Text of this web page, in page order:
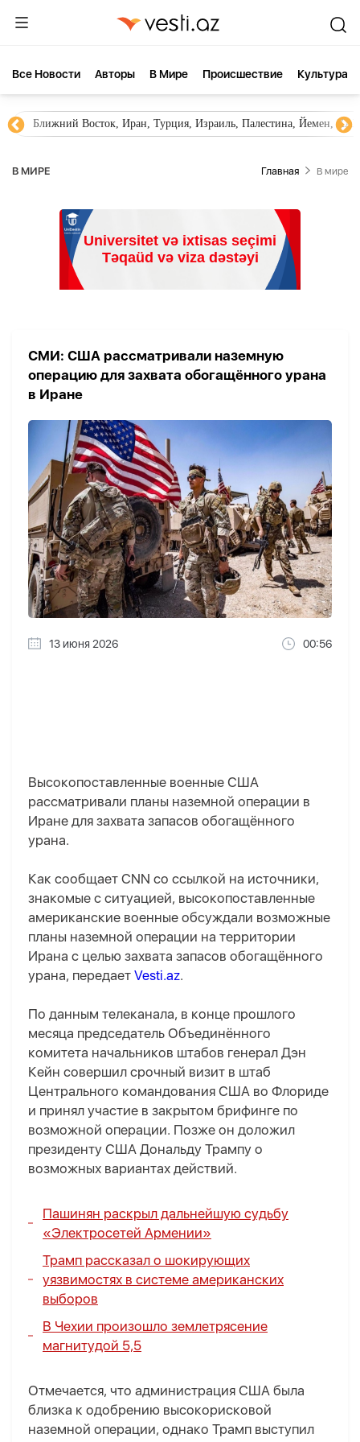
Все Новости Aвторы В Мире Происшествие Культура
Ближний Восток, Иран, Турция, Израиль, Палестина, Йемен,
В МИРЕ Главная В мире
СМИ: США рассматривали наземную
операцию для захвата обогащённого урана
в Иране
13 июня 2026 00:56
Высокопоставленные военные США
рассматривали планы наземной операции в
Иране для захвата запасов обогащённого
урана.
Как сообщает CNN со ссылкой на источники,
знакомые с ситуацией, высокопоставленные
американские военные обсуждали возможные
планы наземной операции на территории
Ирана с целью захвата запасов обогащённого
урана, передает Vesti.az.
По данным телеканала, в конце прошлого
месяца председатель Объединённого
комитета начальников штабов генерал Дэн
Кейн совершил срочный визит в штаб
Центрального командования США во Флориде
и принял участие в закрытом брифинге по
возможной операции. Позже он доложил
президенту США Дональду Трампу о
возможных вариантах действий.
Пашинян раскрыл дальнейшую судьбу
«Электросетей Армении»
Трамп рассказал о шокирующих
уязвимостях в системе американских
выборов
В Чехии произошло землетрясение
магнитудой 5,5
Отмечается, что администрация США была
близка к одобрению высокорисковой
наземной операции, однако Трамп выступил